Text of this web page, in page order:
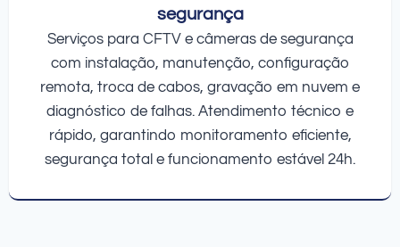
segurança
Serviços para CFTV e câmeras de segurança
com instalação, manutenção, configuração
remota, troca de cabos, gravação em nuvem e
diagnóstico de falhas. Atendimento técnico e
rápido, garantindo monitoramento eficiente,
segurança total e funcionamento estável 24h.